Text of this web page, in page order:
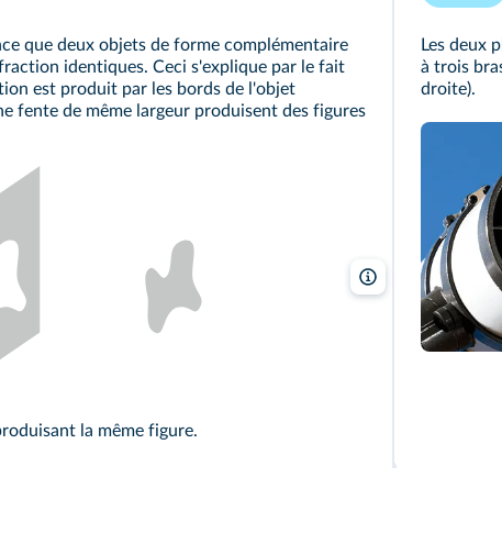
que deux objets de forme complémentaire
identiques. Ceci s'explique par le fait
est produit par les bords de l'objet
fente de même largeur produisent des figures
la même figure.
Les deux
à trois
droite).
Science Photo